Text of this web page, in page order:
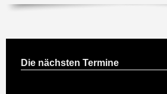
Die nächsten Termine